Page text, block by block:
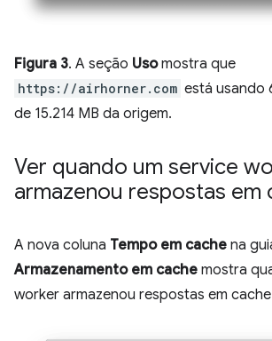
Figura 3. A seção Usomostra que
https://airhorner.com está usando
de 15.214 MB da origem.
Ver quando um service
armazenou respostas em
A nova coluna Tempo em cache na
Armazenamento em cache mostra
worker armazenou respostas em